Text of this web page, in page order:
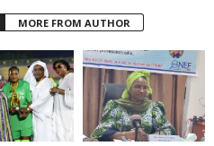
MORE FROM AUTHOR